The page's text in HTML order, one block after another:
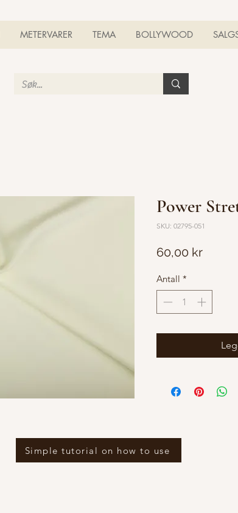
METERVARER TEMA BOLLYWOOD
Power
SKU: 02795-051
60,00 krPris
Antall *
Simple tutorial on how to use